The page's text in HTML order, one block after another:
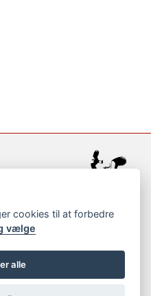
cookies til at forbedre
vælge
alle